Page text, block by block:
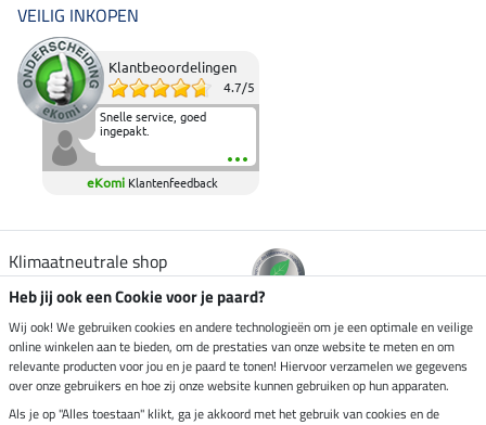
VEILIG INKOPEN
Klantbeoordelingen
4.7/5
Snelle service, goed
ingepakt.
eKomi Klantenfeedback
Klimaatneutrale shop
Verzending per
Veilig betalen met
Heb jij ook een Cookie voor je paard?
Wij ook! We gebruiken cookies en andere technologieën om je een optimale en veilige
online winkelen aan te bieden, om de prestaties van onze website te meten en om
relevante producten voor jou en je paard te tonen! Hiervoor verzamelen we gegevens
over onze gebruikers en hoe zij onze website kunnen gebruiken op hun apparaten.
Als je op "Alles toestaan" klikt, ga je akkoord met het gebruik van cookies en de